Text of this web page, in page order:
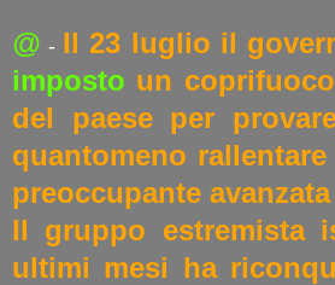
@ - Il 23 luglio il
imposto un
del paese per
quantomeno
preoccupante
Il gruppo estremista
ultimi mesi ha